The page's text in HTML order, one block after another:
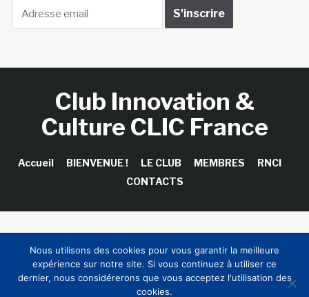
Club Innovation &
Culture CLIC France
Accueil BIENVENUE ! LE CLUB MEMBRES
RNCI
CONTACTS
Sinapses Conseils
Nous utilisons des cookies pour vous garantir la meilleure
expérience sur notre site. Si vous continuez à utiliser ce
dernier, nous considérerons que vous acceptez l'utilisation des
cookies.